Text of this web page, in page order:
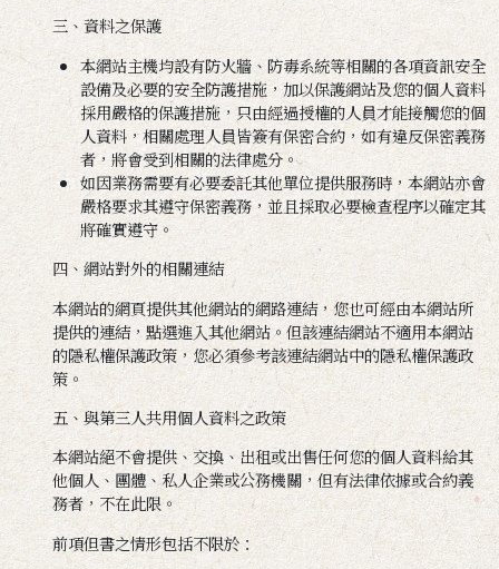
三、資料之保護
本網站主機均設有防火牆、防毒系統等相關的各項資訊安全
設備及必要的安全防護措施，加以保護網站及您的個人資料
採用嚴格的保護措施，只由經過授權的人員才能接觸您的個
人資料，相關處理人員皆簽有保密合約，如有違反保密義務
者，將會受到相關的法律處分。
如因業務需要有必要委託其他單位提供服務時，本網站亦會
嚴格要求其遵守保密義務，並且採取必要檢查程序以確定其
將確實遵守。
四、網站對外的相關連結
本網站的網頁提供其他網站的網路連結，您也可經由本網站所
提供的連結，點選進入其他網站。但該連結網站不適用本網站
的隱私權保護政策，您必須參考該連結網站中的隱私權保護政
策。
五、與第三人共用個人資料之政策
本網站絕不會提供、交換、出租或出售任何您的個人資料給其
他個人、團體、私人企業或公務機關，但有法律依據或合約義
務者，不在此限。
前項但書之情形包括不限於：